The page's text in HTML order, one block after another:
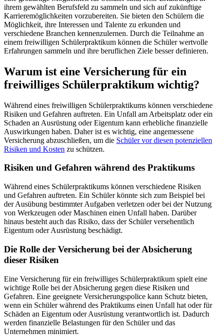
ihrem gewählten Berufsfeld zu sammeln und sich auf zukünftige
Karrieremöglichkeiten vorzubereiten. Sie bieten den Schülern die
Möglichkeit, ihre Interessen und Talente zu erkunden und
verschiedene Branchen kennenzulernen. Durch die Teilnahme an
einem freiwilligen Schülerpraktikum können die Schüler wertvolle
Erfahrungen sammeln und ihre beruflichen Ziele besser definieren.
Warum ist eine Versicherung für ein
freiwilliges Schülerpraktikum wichtig?
Während eines freiwilligen Schülerpraktikums können verschiedene
Risiken und Gefahren auftreten. Ein Unfall am Arbeitsplatz oder ein
Schaden an Ausrüstung oder Eigentum kann erhebliche finanzielle
Auswirkungen haben. Daher ist es wichtig, eine angemessene
Versicherung abzuschließen, um die Schüler vor diesen potenziellen
Risiken und Kosten zu schützen.
Risiken und Gefahren während des Praktikums
Während eines Schülerpraktikums können verschiedene Risiken
und Gefahren auftreten. Ein Schüler könnte sich zum Beispiel bei
der Ausübung bestimmter Aufgaben verletzen oder bei der Nutzung
von Werkzeugen oder Maschinen einen Unfall haben. Darüber
hinaus besteht auch das Risiko, dass der Schüler versehentlich
Eigentum oder Ausrüstung beschädigt.
Die Rolle der Versicherung bei der Absicherung
dieser Risiken
Eine Versicherung für ein freiwilliges Schülerpraktikum spielt eine
wichtige Rolle bei der Absicherung gegen diese Risiken und
Gefahren. Eine geeignete Versicherungspolice kann Schutz bieten,
wenn ein Schüler während des Praktikums einen Unfall hat oder für
Schäden an Eigentum oder Ausrüstung verantwortlich ist. Dadurch
werden finanzielle Belastungen für den Schüler und das
Unternehmen minimiert.